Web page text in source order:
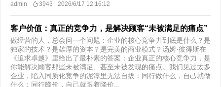
admin 3943 2026/6/17 12:16:12
客户价值：真正的竞争力，是解决顾客“未被满足的痛点”
做经营的人，总会问一个问题：企业的核心竞争力到底是什么？是
独家的技术？是雄厚的资本？是完美的商业模式？汤姆·彼得斯在
《追求卓越》里给出了最朴素的答案：企业真正的核心竞争力，是
你能解决顾客那些未被满足、甚至未被发现的痛点。我们见过太多
企业，陷入同质化竞争的泥潭里无法自拔：同行做什么，自己就做
什么；同行降价，自己就跟着降价...